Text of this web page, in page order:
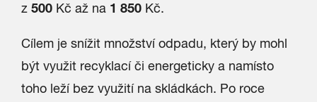
z 500 Kč až na 1 850 Kč.
Cílem je snížit množství odpadu, který by mohl
být využit recyklací či energeticky a namísto
toho leží bez využití na skládkách. Po roce